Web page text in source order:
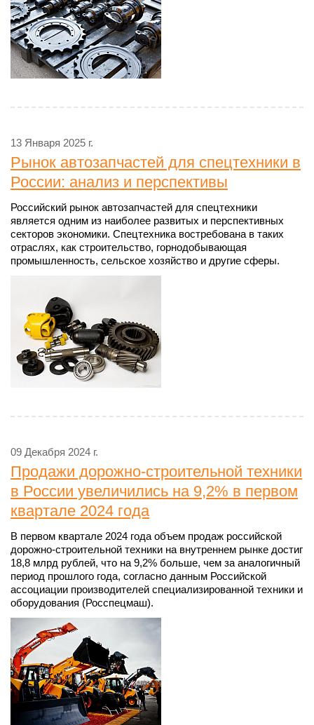
13 Января 2025 г.
Рынок автозапчастей для спецтехники в
России: анализ и перспективы
Российский рынок автозапчастей для спецтехники
является одним из наиболее развитых и перспективных
секторов экономики. Спецтехника востребована в таких
отраслях, как строительство, горнодобывающая
промышленность, сельское хозяйство и другие сферы.
09 Декабря 2024 г.
Продажи дорожно-строительной техники
в России увеличились на 9,2% в первом
квартале 2024 года
В первом квартале 2024 года объем продаж российской
дорожно-строительной техники на внутреннем рынке достиг
18,8 млрд рублей, что на 9,2% больше, чем за аналогичный
период прошлого года, согласно данным Российской
ассоциации производителей специализированной техники и
оборудования (Росспецмаш).